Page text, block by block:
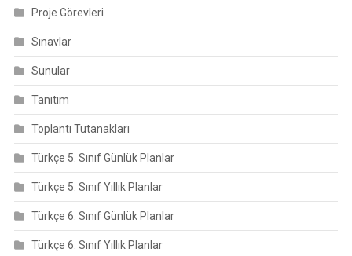
Proje Görevleri
Sınavlar
Sunular
Tanıtım
Toplantı Tutanakları
Türkçe 5. Sınıf Günlük Planlar
Türkçe 5. Sınıf Yıllık Planlar
Türkçe 6. Sınıf Günlük Planlar
Türkçe 6. Sınıf Yıllık Planlar